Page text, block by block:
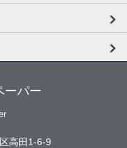
ーパー
高田1-6-9